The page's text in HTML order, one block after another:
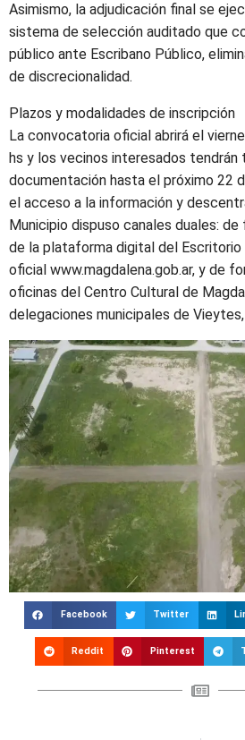
Asimismo, la adjudicación final se
sistema de selección auditado que
público ante Escribano Público,
de discrecionalidad.
Plazos y modalidades de inscripción
La convocatoria oficial abrirá el
hs y los vecinos interesados
documentación hasta el próximo 22
el acceso a la información y
Municipio dispuso canales duales:
de la plataforma digital del Escritorio
oficial www.magdalena.gob.ar, y de
oficinas del Centro Cultural de
delegaciones municipales de
Facebook Twitter
Reddit Pinterest